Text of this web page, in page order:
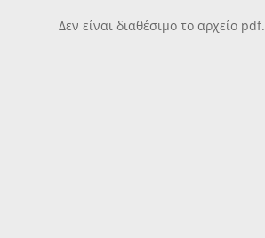
Δεν είναι διαθέσιμο το αρχείο pdf.